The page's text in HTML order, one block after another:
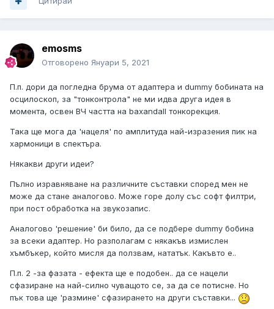
emosms
Отговорено Януари 5, 2021
П.п. дори да погледна брума от адаптера и dummy бобината на
осцилоскоп, за "тонконтрола" не ми идва друга идея в
момента, освен ВЧ частта на baxandall тонкорекция.
Така ще мога да 'нацеля' по амплитуда най-изразения пик на
хармоници в спектъра.
Някакви други идеи?
Пълно изравняване на различните съставки според мен не
може да стане аналогово. Може горе долу със софт филтри,
при пост обработка на звукозапис.
Аналогово 'решение' би било, да се подбере dummy бобина
за всеки адаптер. Но разполагам с някакъв измислен
хъмбъкер, който мисля да ползвам, нататък. Какъвто е..
П.п. 2 -за фазата - ефекта ще е подобен.. да се нацели
сфазиране на най-силно чуващото се, за да се потисне. Но
пък това ще 'размине' сфазирането на други съставки...